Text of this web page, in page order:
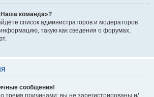
команда»?
список администраторов и модераторов
такую как сведения о форумах,
сообщения!
тремя причинами: вы не зарегистрированы и/